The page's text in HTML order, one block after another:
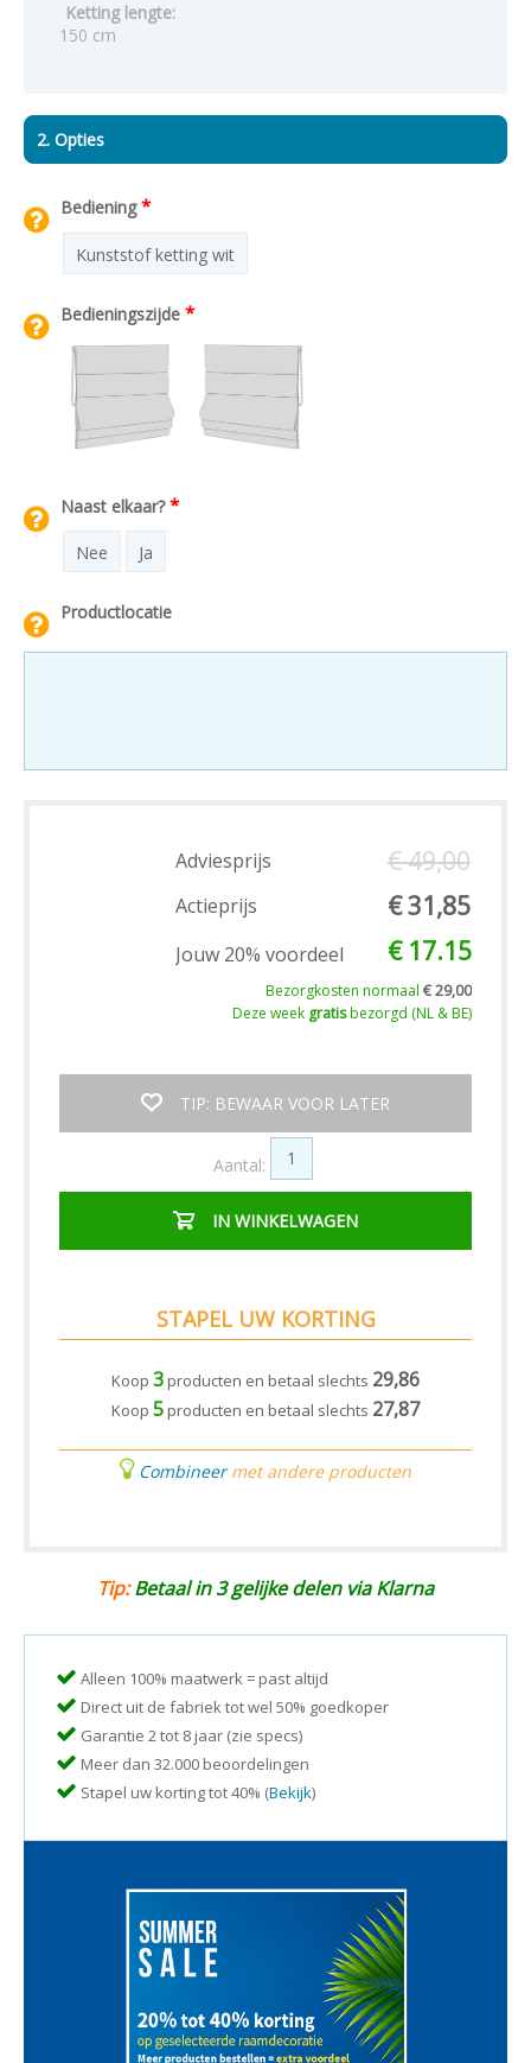
Ketting lengte:
150 cm
2. Opties
Bediening*
Kunststof ketting wit
Bedieningszijde *
Naast elkaar?*
Nee Ja
Productlocatie
Adviesprijs € 49,00
Actieprijs € 31,85
Jouw 20% voordeel € 17.15
Bezorgkosten normaal € 29,00
Deze week gratisbezorgd (NL & BE)
TIP: BEWAAR VOOR LATER
Aantal:
IN WINKELWAGEN
STAPEL UW KORTING
Koop 3 producten en betaal slechts 29,86
Koop 5 producten en betaal slechts 27,87
Combineermet andere producten
Tip:Betaal in 3 gelijke delen via Klarna
Alleen 100% maatwerk = past altijd
Direct uit de fabriek tot wel 50% goedkoper
Garantie 2 tot 8 jaar (zie specs)
Meer dan 32.000 beoordelingen
Stapel uw korting tot 40% (Bekijk)